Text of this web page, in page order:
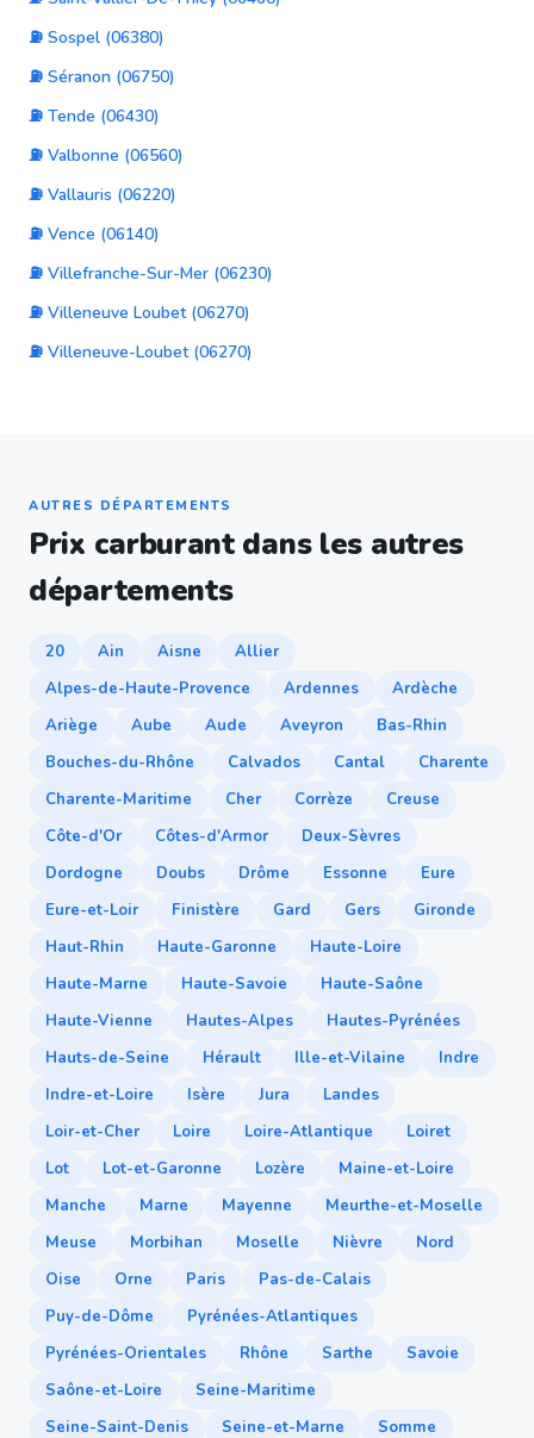
⛽ Sospel (06380)
⛽ Séranon (06750)
⛽ Tende (06430)
⛽ Valbonne (06560)
⛽ Vallauris (06220)
⛽ Vence (06140)
⛽ Villefranche-Sur-Mer (06230)
⛽ Villeneuve Loubet (06270)
⛽ Villeneuve-Loubet (06270)
AUTRES DÉPARTEMENTS
Prix carburant dans les autres
départements
20 Ain Aisne
Allier
Alpes-de-Haute-Provence
Ardennes
Ardèche
Ariège
Aube Aude Aveyron
Bas-Rhin
Bouches-du-Rhône
Calvados Cantal
Charente
Charente-Maritime
Cher Corrèze
Creuse
Côte-d'Or
Côtes-d'Armor
Deux-Sèvres
Dordogne
Doubs Drôme Essonne
Eure
Eure-et-Loir
Finistère Gard Gers
Gironde
Haut-Rhin
Haute-Garonne
Haute-Loire
Haute-Marne
Haute-Savoie
Haute-Saône
Haute-Vienne
Hautes-Alpes
Hautes-Pyrénées
Hauts-de-Seine
Hérault Ille-et-Vilaine
Indre
Indre-et-Loire
Isère Jura
Landes
Loir-et-Cher
Loire Loire-Atlantique
Loiret
Lot
Lot-et-Garonne Lozère
Maine-et-Loire
Manche
Marne Mayenne
Meurthe-et-Moselle
Meuse
Morbihan Moselle Nièvre
Nord
Oise
Orne Paris
Pas-de-Calais
Puy-de-Dôme
Pyrénées-Atlantiques
Pyrénées-Orientales
Rhône Sarthe
Savoie
Saône-et-Loire
Seine-Maritime
Seine-Saint-Denis
Seine-et-Marne
Somme